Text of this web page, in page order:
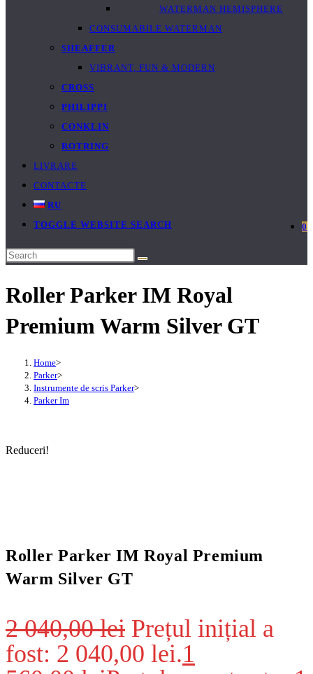
WATERMAN HEMISPHERE
CONSUMABILE WATERMAN
SHEAFFER
VIBRANT, FUN & MODERN
CROSS
PHILIPPI
CONKLIN
ROTRING
LIVRARE
CONTACTE
RU
0
TOGGLE WEBSITE SEARCH
Roller Parker IM Royal
Premium Warm Silver GT
Home>
Parker>
Instrumente de scris Parker>
Parker Im
Reduceri!
Roller Parker IM Royal Premium
Warm Silver GT
2 040,00lei Prețul inițial a
fost: 2 040,00 lei.1